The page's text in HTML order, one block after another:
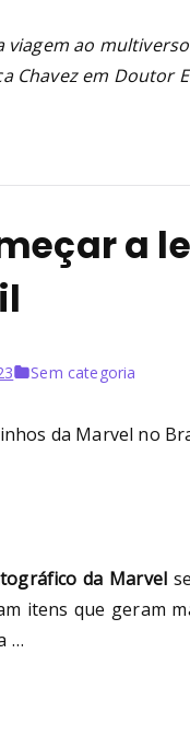
viagem ao
Chavez em Doutor
a
Sem categoria
da Marvel
itens que geram
…